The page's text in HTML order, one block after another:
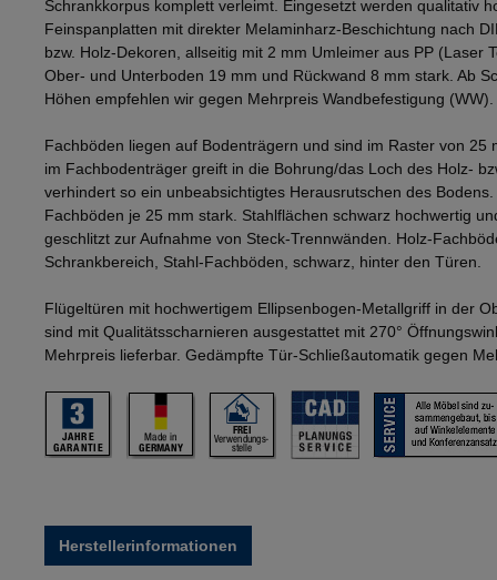
Schrankkorpus komplett verleimt. Eingesetzt werden qualitativ
Feinspanplatten mit direkter Melaminharz-Beschichtung nach
bzw. Holz-Dekoren, allseitig mit 2 mm Umleimer aus PP (Laser
Ober- und Unterboden 19 mm und Rückwand 8 mm stark. Ab
Höhen empfehlen wir gegen Mehrpreis Wandbefestigung (WW).
Fachböden liegen auf Bodenträgern und sind im Raster von 25
im Fachbodenträger greift in die Bohrung/das Loch des Holz-
verhindert so ein unbeabsichtigtes Herausrutschen des
Fachböden je 25 mm stark. Stahlflächen schwarz hochwertig
geschlitzt zur Aufnahme von Steck-Trennwänden. Holz-
Schrankbereich, Stahl-Fachböden, schwarz, hinter den Türen.
Flügeltüren mit hochwertigem Ellipsenbogen-Metallgriff in der
sind mit Qualitätsscharnieren ausgestattet mit 270°
Mehrpreis lieferbar. Gedämpfte Tür-Schließautomatik gegen
Herstellerinformationen